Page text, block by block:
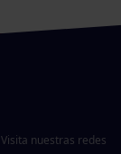
Visita nuestras redes